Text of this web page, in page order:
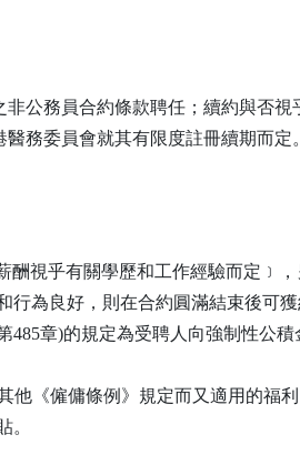
公務員合約條款聘任；續約與否
務委員會就其有限度註冊續期而定。
酬視乎有關學歷和工作經驗而定﹞，
行為良好，則在合約圓滿結束後可
485章)的規定為受聘人向強制性公
他《僱傭條例》規定而又適用的福
。